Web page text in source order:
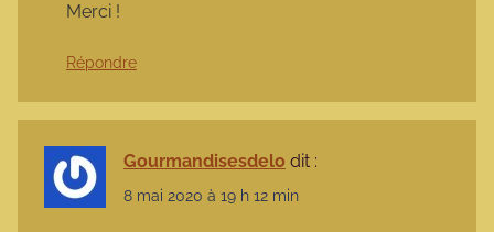
Merci !
Répondre
Gourmandisesdelo dit :
8 mai 2020 à 19 h 12 min